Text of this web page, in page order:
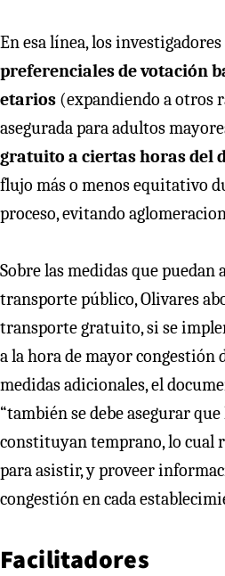
En esa línea, los
preferenciales de votación
etarios (expandiendo a otros
asegurada para adultos
gratuito a ciertas horas del
flujo más o menos equitativo
proceso, evitando
Sobre las medidas que puedan
transporte público, Olivares
transporte gratuito, si se
a la hora de mayor congestión
medidas adicionales, el
“también se debe asegurar que
constituyan temprano, lo cual
para asistir, y proveer
congestión en cada
Facilitadores